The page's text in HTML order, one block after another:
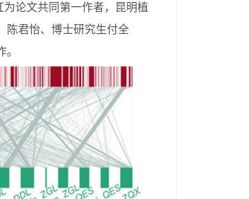
论文共同第一作者，昆明植
陈君怡、博士研究生付全